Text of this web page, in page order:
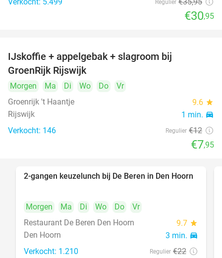
Regulier
€30,95
IJskoffie + appelgebak + slagroom bij
GroenRijk Rijswijk
Morgen Ma Di Wo Do
Vr
Groenrijk 't Haantje
9.6 star
Rijswijk 1 min. directions_car
Verkocht: 146 Regulier €12
€7,95
43%
2-gangen keuzelunch bij De Beren in Den Hoorn
Morgen Ma Di Wo Do
Vr
Restaurant De Beren Den Hoorn
9.7 star
Den Hoorn 3 min. directions_car
Verkocht: 1.210 Regulier €22